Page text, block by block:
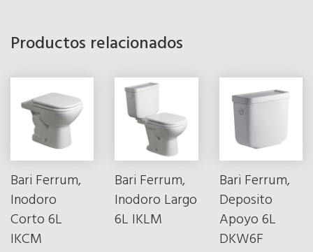
Productos relacionados
Bari Ferrum,
Inodoro
Corto 6L
IKCM
Bari Ferrum,
Inodoro Largo
6L IKLM
Bari Ferrum,
Deposito
Apoyo 6L
DKW6F